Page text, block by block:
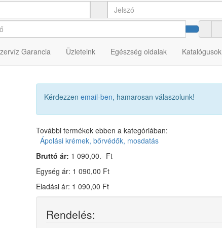
Garancia Üzleteink Egészség oldalak Katalógusok
24 db
Kérdezzen email-ben, hamarosan válaszolunk!
További termékek ebben a kategóriában:
Ápolási krémek, bőrvédők, mosdatás
Bruttó ár: 1 090,00.- Ft
Egység ár: 1 090,00 Ft
Eladási ár: 1 090,00 Ft
Rendelés: